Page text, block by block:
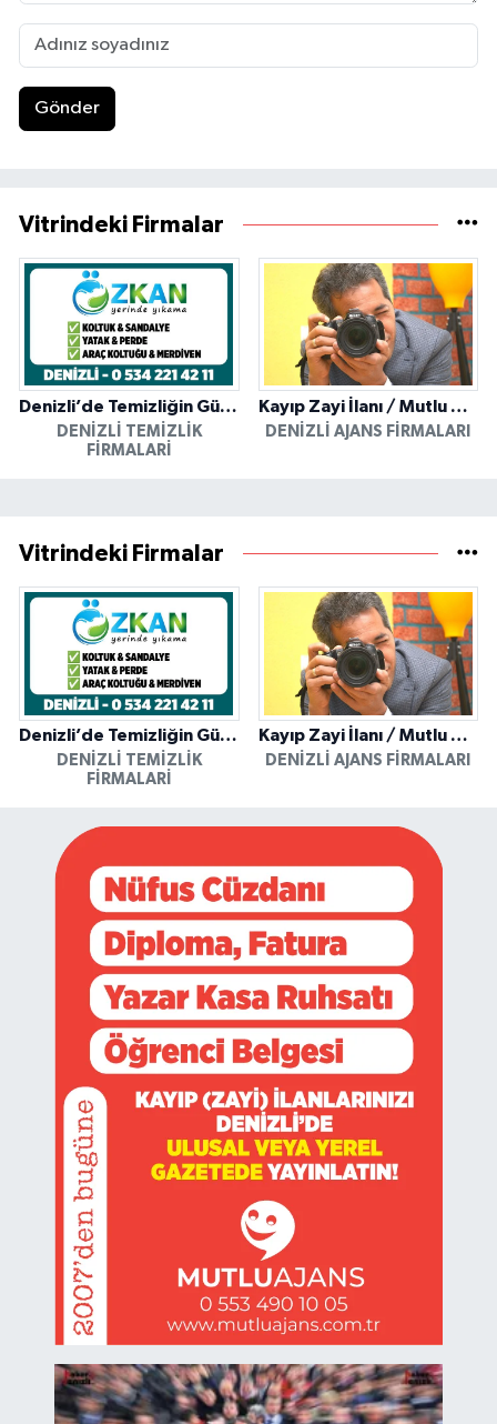
Gönder
Vitrindeki Firmalar
Denizli’de Temizliğin Güvenilir Adresi: Özkan Yerinde Yıkama
DENIZLI TEMIZLIK
FIRMALARI
Kayıp Zayi İlanı / Mutlu Ajans / Denizli
DENIZLI AJANS FIRMALARI
Vitrindeki Firmalar
Denizli’de Temizliğin Güvenilir Adresi: Özkan Yerinde Yıkama
DENIZLI TEMIZLIK
FIRMALARI
Kayıp Zayi İlanı / Mutlu Ajans / Denizli
DENIZLI AJANS FIRMALARI